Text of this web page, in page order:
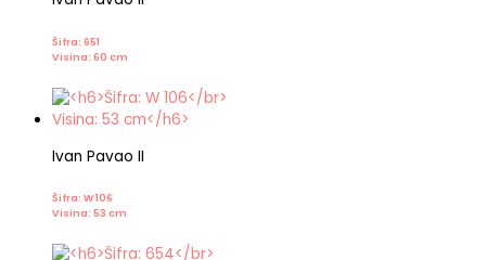
Šifra: 651
Visina: 60 cm
Ivan Pavao II
Šifra: W 106
Visina: 53 cm